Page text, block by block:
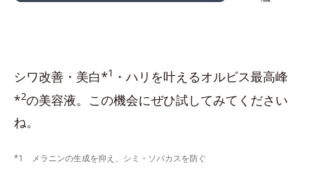
シワ改善・美白*1 ・ハリを叶えるオルビス最高峰
*2の美容液。この機会にぜひ試してみてください
ね。
*1 メラニンの生成を抑え、シミ・ソバカスを防ぐ